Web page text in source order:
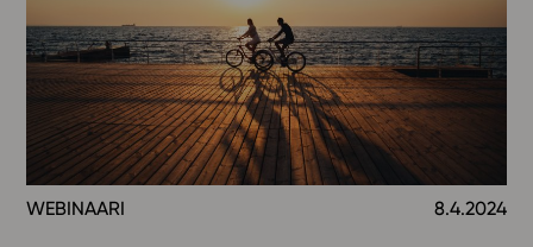
Kokeilutarjous
Ainstain
Alakoulu
Yläkoulu
Lukio
WEBINAARI 8.4.2024